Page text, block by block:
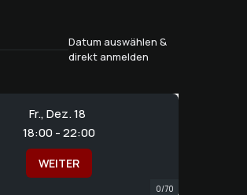
Datum auswählen &
direkt anmelden
Fr., Dez. 18
18:00 - 22:00
WEITER
0/70